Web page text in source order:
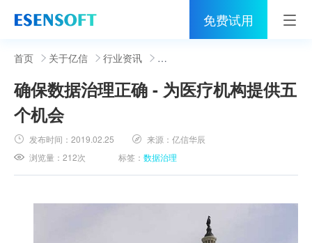
免费试用
首页
睿治
解决方案
伙伴
首页 关于亿信 行业资讯
确保数据治理正确 - 为医疗机构提供五
个机会
发布时间：2019.02.25 来源：亿信华辰
浏览量：212次 标签：数据治理